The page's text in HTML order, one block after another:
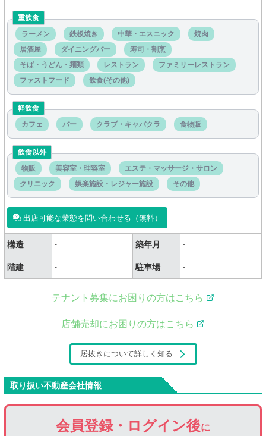
重飲食
ラーメン
鉄板焼き 中華・エスニック
焼肉
居酒屋
ダイニングバー
寿司・割烹
そば・うどん・麺類
レストラン
ファミリーレストラン
ファストフード
飲食(その他)
軽飲食
カフェ
バー クラブ・キャバクラ 食物販
飲食以外
物販
美容室・理容室
エステ・マッサージ・サロン
クリニック
娯楽施設・レジャー施設 その他
出店可能な業態を問い合わせる（無料）
構造 - 築年月 -
階建 - 駐車場 -
テナント募集にお困りの方はこちら
店舗売却にお困りの方はこちら
居抜きについて詳しく知る
取り扱い不動産会社情報
会員登録・ログイン後に